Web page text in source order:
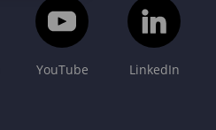
YouTube LinkedIn